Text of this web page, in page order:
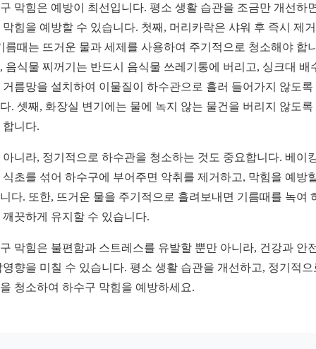
막힘은 예방이 최선입니다. 평소 생활 습관을 조금만 개선하
막힘을 예방할 수 있습니다. 첫째, 머리카락은 샤워 후 즉시 제
름때는 뜨거운 물과 세제를 사용하여 주기적으로 청소해야 합
음식물 찌꺼기는 반드시 음식물 쓰레기통에 버리고, 싱크대 배
거름망을 설치하여 이물질이 하수관으로 흘러 들어가지 않도록
. 셋째, 화장실 변기에는 물에 녹지 않는 물건을 버리지 않도록
합니다.
아니라, 정기적으로 하수관을 청소하는 것도 중요합니다. 베이
식초를 섞어 하수구에 부어주면 악취를 제거하고, 막힘을 예방
다. 또한, 뜨거운 물을 주기적으로 흘려보내면 기름때를 녹여
깨끗하게 유지할 수 있습니다.
막힘은 불편함과 스트레스를 유발할 뿐만 아니라, 건강과 안
영향을 미칠 수 있습니다. 평소 생활 습관을 개선하고, 정기적으
청소하여 하수구 막힘을 예방하세요.